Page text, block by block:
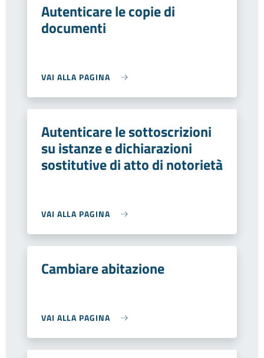
Autenticare le copie di
documenti
VAI ALLA PAGINA
Autenticare le sottoscrizioni
su istanze e dichiarazioni
sostitutive di atto di notorietà
VAI ALLA PAGINA
Cambiare abitazione
VAI ALLA PAGINA